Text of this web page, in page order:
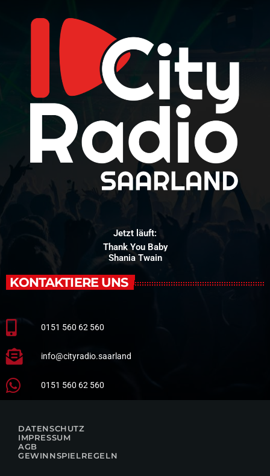
Jetzt läuft:
Thank You Baby
Shania Twain
KONTAKTIERE UNS
0151 560 62 560
info@cityradio.saarland
0151 560 62 560
DATENSCHUTZ
IMPRESSUM
AGB
GEWINNSPIELREGELN